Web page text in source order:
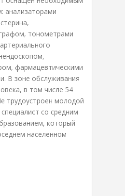
анализаторами
тонометрами
фармацевтическими
В зоне обслуживания
в том числе 54
трудоустроен молодой
со средним
который
населенном